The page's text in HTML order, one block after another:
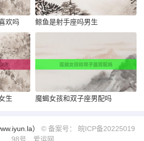
欢吗 鲸鱼是射手座吗男生
生 魔蝎女孩和双子座男配吗
） © 备案号： 皖ICP备20225019
98号
爱运网